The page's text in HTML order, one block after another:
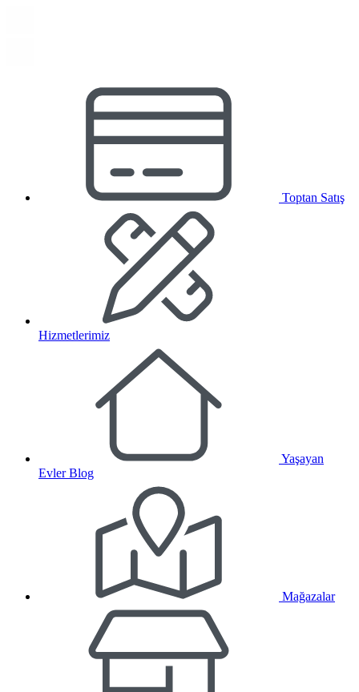
Toptan Satış
Hizmetlerimiz
Yaşayan
Evler Blog
Mağazalar